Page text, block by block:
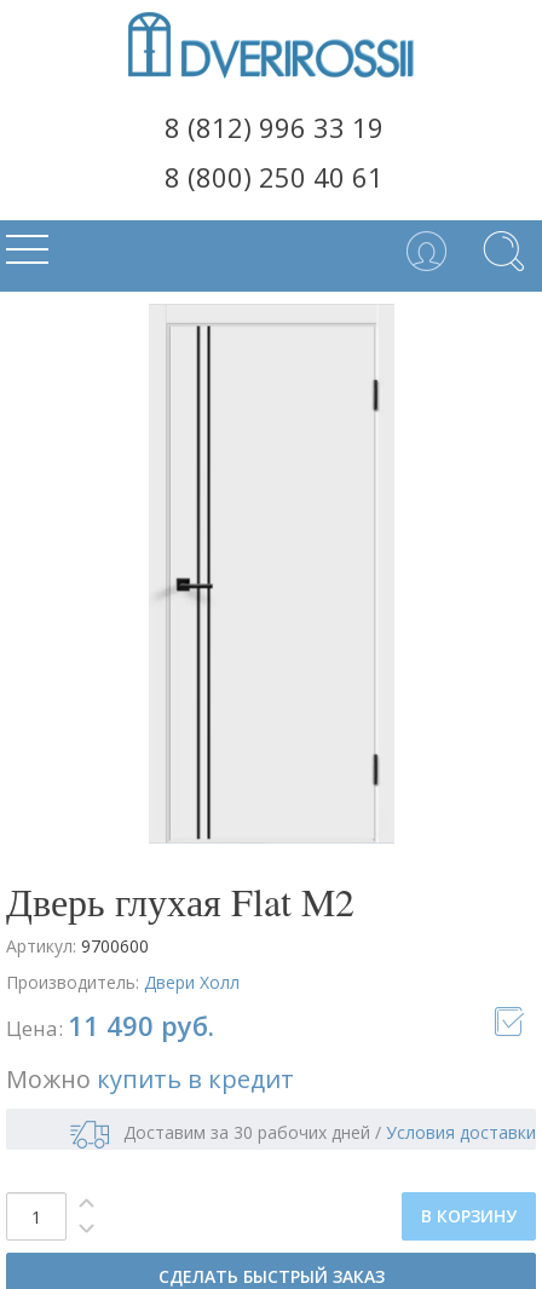
8 (812) 996 33 19
8 (800) 250 40 61
Дверь глухая Flat M2
Артикул: 9700600
Производитель: Двери Холл
Цена: 11 490 руб.
Можно купить в кредит
Доставим за 30 рабочих дней / Условия доставки
В КОРЗИНУ
СДЕЛАТЬ БЫСТРЫЙ ЗАКАЗ